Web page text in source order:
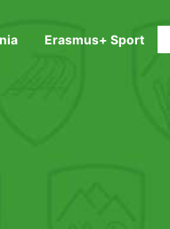
Erasmus+ Sport